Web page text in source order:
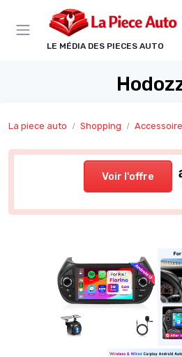
LE MÉDIA DES PIECES AUTO
La piece auto Shopping
Voir l'offre
Panneau de gestion des cookies